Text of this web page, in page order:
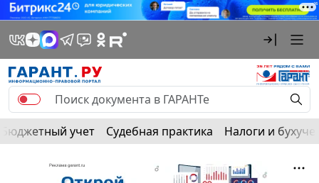
Бюджетный учет Судебная практика Налоги и